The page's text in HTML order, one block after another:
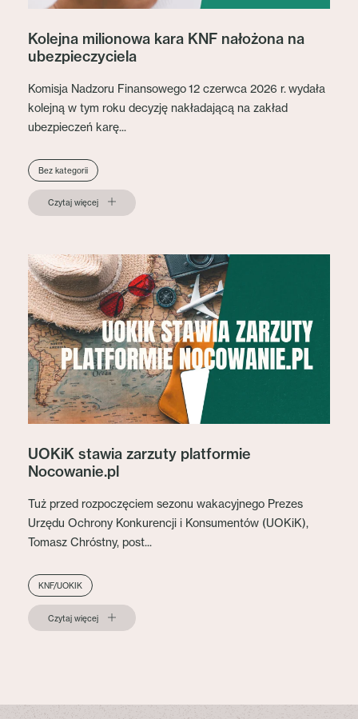
Kolejna milionowa kara KNF nałożona na
ubezpieczyciela
Komisja Nadzoru Finansowego 12 czerwca 2026 r. wydała
kolejną w tym roku decyzję nakładającą na zakład
ubezpieczeń karę...
Bez kategorii
Czytaj więcej
UOKiK stawia zarzuty platformie
Nocowanie.pl
Tuż przed rozpoczęciem sezonu wakacyjnego Prezes
Urzędu Ochrony Konkurencji i Konsumentów (UOKiK),
Tomasz Chróstny, post...
KNF/UOKIK
Czytaj więcej